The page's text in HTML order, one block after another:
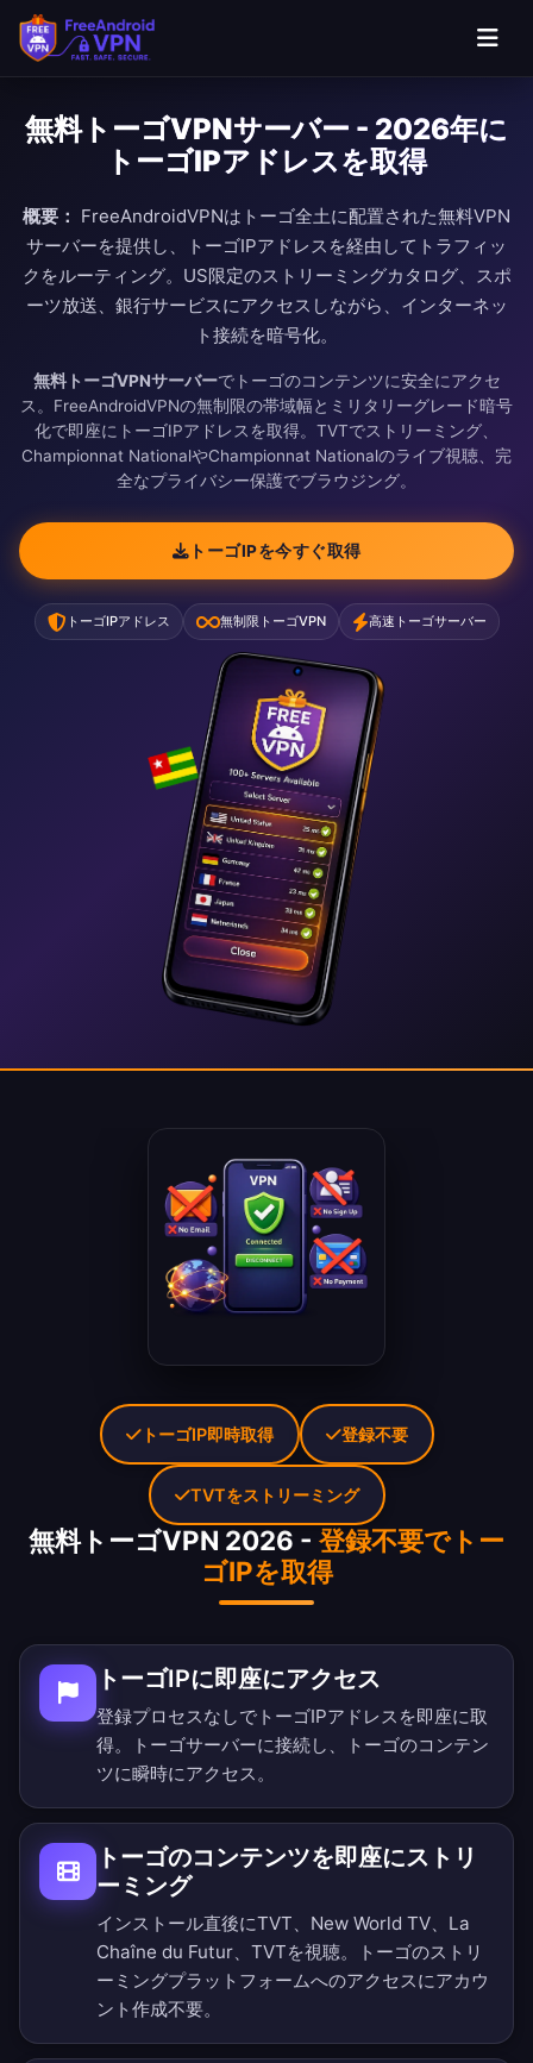
無料トーゴVPNサーバー - 2026年に
トーゴIPアドレスを取得
概要： FreeAndroidVPNはトーゴ全土に配置された無料VPN
サーバーを提供し、トーゴIPアドレスを経由してトラフィッ
クをルーティング。US限定のストリーミングカタログ、スポ
ーツ放送、銀行サービスにアクセスしながら、インターネッ
ト接続を暗号化。
無料トーゴVPNサーバーでトーゴのコンテンツに安全にアクセ
ス。FreeAndroidVPNの無制限の帯域幅とミリタリーグレード暗号
化で即座にトーゴIPアドレスを取得。TVTでストリーミング、
Championnat NationalやChampionnat Nationalのライブ視聴、完
全なプライバシー保護でブラウジング。
トーゴIPを今すぐ取得
トーゴIPアドレス 無制限トーゴVPN 高速トーゴサーバー
無料トーゴVPN 2026 - 登録不要でトー
ゴIPを取得
トーゴIPに即座にアクセス
登録プロセスなしでトーゴIPアドレスを即座に取
得。トーゴサーバーに接続し、トーゴのコンテン
ツに瞬時にアクセス。
トーゴのコンテンツを即座にストリ
ーミング
インストール直後にTVT、New World TV、La
Chaîne du Futur、TVTを視聴。トーゴのストリ
ーミングプラットフォームへのアクセスにアカウ
ント作成不要。
トーゴIP即時取得 登録不要
TVTをストリーミング